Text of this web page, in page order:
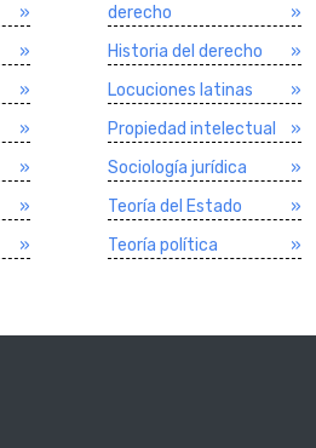
»
»
»
»
»
»
»
derecho
»
Historia del derecho
»
Locuciones latinas
»
Propiedad intelectual
»
Sociologí­a jurí­dica
»
Teorí­a del Estado
»
Teorí­a polí­tica
»